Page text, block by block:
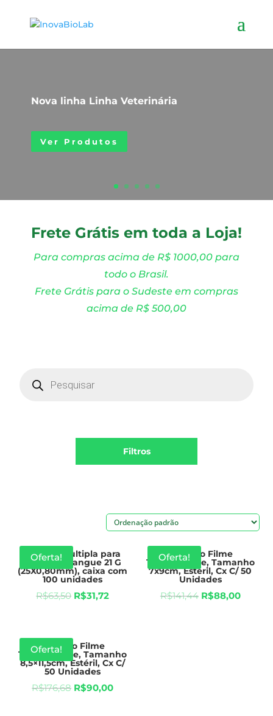
Nova linha Linha Veterinária
Ver Produtos
Frete Grátis em toda a Loja!
Para compras acima de R$ 1000,00 para
todo o Brasil.
Frete Grátis para o Sudeste em compras
acima de R$ 500,00
search
Filtros
Oferta!
Agulha multipla para
coleta de sangue 21 G
(25X0,80mm), caixa com
100 unidades
R$63,50 R$31,72
Oferta!
Curativo Filme
Transparente, Tamanho
7x9cm, Estéril, Cx C/ 50
Unidades
R$141,44 R$88,00
Oferta!
Curativo Filme
Transparente, Tamanho
8,5×11,5cm, Estéril, Cx C/
50 Unidades
R$176,68 R$90,00